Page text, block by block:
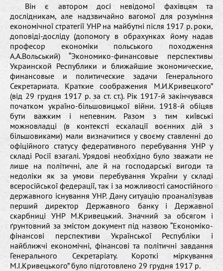
Він є автором досі невідомої фахівцям та
дослідникам, але надзвичайно вагомої для розуміння
економічної стратегії УНР на майбутні після 1917 р. роки,
доповіді-досліду (допомогу в обрахунках йому надав
професор економіки польського походження
А.А.Вольський) “Экономико-финансовые перспективы
Украинской Республики и ближайшие экономические,
финансовые и политические задачи Генерального
Секретариата. Краткие соображения М.И.Кривецкого”
(від 29 грудня 1917 р. за ст. ст.). Рік 1917-й закінчувався
початком україно-більшовицької війни. 1918-й обіцяв
бути важким і непевним. Разом з тим київські
можновладці (в контексті ескалації воєнних дій з
більшовиками) мали визначитися у своєму ставленні до
офіційного статусу федеративного перебування УНР у
складі Росії взагалі. Урядові необхідно було зважати не
лише на політичні, але й на господарські вигоди та
недоліки як за умови перебування України у складі
всеросійської федерації, так і за можливості самостійного
державного існування УНР. Дану ситуацію проаналізував
перший директор Державного банку і Державної
скарбниці УНР М.Кривецький. Значний за обсягом і
ґрунтовний за змістом документ під назвою “Економіко-
фінансові перспективи Української Республіки і
найближчі економічні, фінансові та політичні завдання
Генерального Секретаріату. Короткі міркування
М.І.Кривецького” було підготовлено 29 грудня 1917 р.